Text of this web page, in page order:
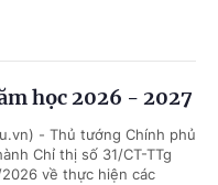
học 2026 - 2027
- Thủ tướng Chính phủ
Chỉ thị số 31/CT-TTg
về thực hiện các